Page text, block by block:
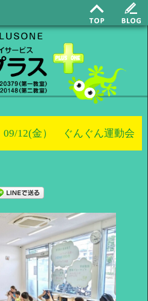
12(金） ぐんぐん運動会